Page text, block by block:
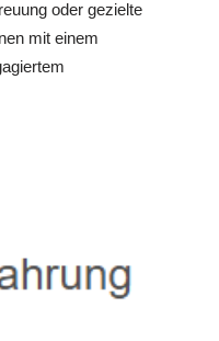
oder gezielte
mit einem